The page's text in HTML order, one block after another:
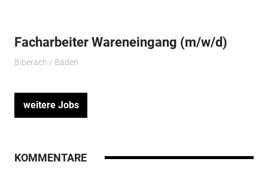
Facharbeiter Wareneingang (m/w/d)
Biberach / Baden
weitere Jobs
KOMMENTARE